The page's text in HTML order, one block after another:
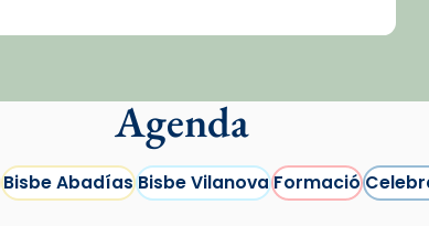
Agenda
Bisbe AbadíasBisbe VilanovaFormació